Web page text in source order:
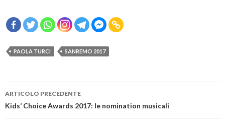
PAOLA TURCI SANREMO 2017
Navigazione
articolo
ARTICOLO PRECEDENTE
Kids’ Choice Awards 2017: le nomination musicali